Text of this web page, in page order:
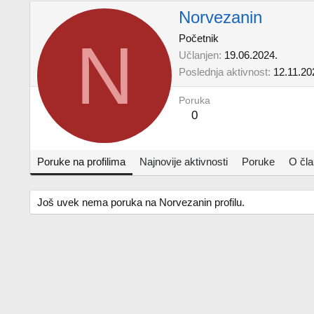
N
Norvezanin
Početnik
Učlanjen 19.06.2024.
Poslednja aktivnost
Poruka
0
Poruke na profilima Najnovije aktivnosti Poruke O
Još uvek nema poruka na Norvezanin profilu.